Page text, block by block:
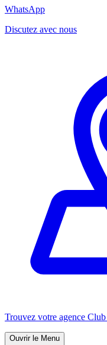
WhatsApp
Discutez avec nous
Trouvez votre agence
Ouvrir le Menu